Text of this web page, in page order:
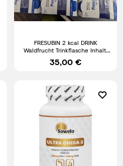
FRESUBIN 2 kcal DRINK
Waldfrucht Trinkflasche Inhalt:
24X200 ML REF 7881601
35,00 €